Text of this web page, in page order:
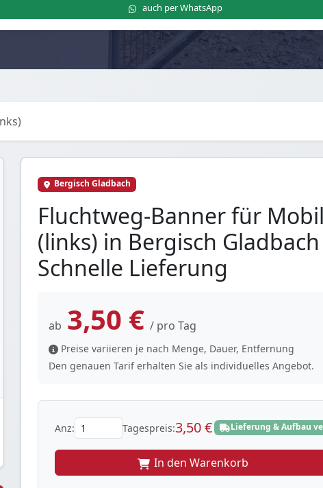
auch per WhatsApp
Bergisch Gladbach
Fluchtweg-Banner für
(links) in Bergisch
Schnelle Lieferung
ab 3,50 € / pro Tag
Preise variieren je nach Menge, Dauer, Entfernung
Den genauen Tarif erhalten Sie als individuelles Angebot.
Anz: Tagespreis:3,50 € Lieferung & Aufbau
In den Warenkorb